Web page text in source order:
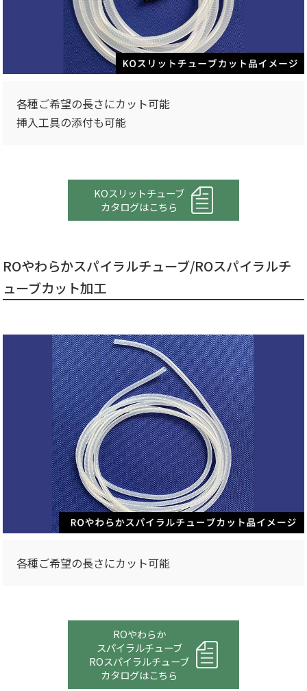
各種ご希望の長さにカット可能
挿入工具の添付も可能
KOスリットチューブ
カタログはこちら
ROやわらかスパイラルチューブ/ROスパイラルチ
ューブカット加工
各種ご希望の長さにカット可能
ROやわらか
スパイラルチューブ
ROスパイラルチューブ
カタログはこちら